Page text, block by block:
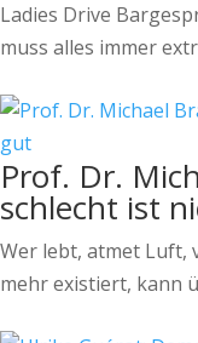
Ladies Drive
muss alles immer
Prof. Dr.
schlecht ist
Wer lebt, atmet Luft,
mehr existiert, kann